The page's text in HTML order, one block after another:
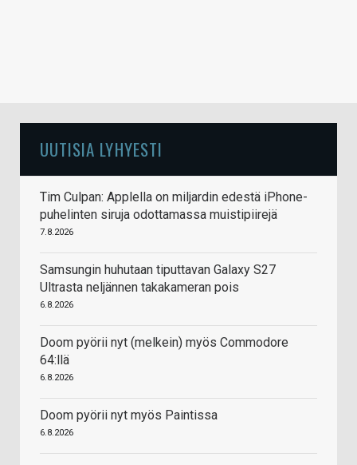
UUTISIA LYHYESTI
Tim Culpan: Applella on miljardin edestä iPhone-
puhelinten siruja odottamassa muistipiirejä
7.8.2026
Samsungin huhutaan tiputtavan Galaxy S27
Ultrasta neljännen takakameran pois
6.8.2026
Doom pyörii nyt (melkein) myös Commodore
64:llä
6.8.2026
Doom pyörii nyt myös Paintissa
6.8.2026